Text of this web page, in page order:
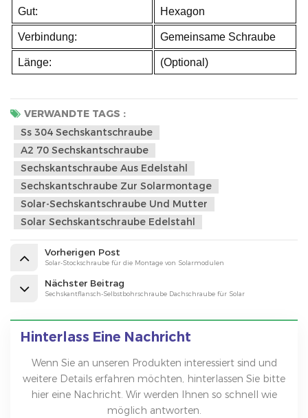
Gut: Hexagon
Verbindung: Gemeinsame Schraube
Länge: (Optional)
VERWANDTE TAGS :
Ss 304 Sechskantschraube
A2 70 Sechskantschraube
Sechskantschraube Aus Edelstahl
Sechskantschraube Zur Solarmontage
Solar-Sechskantschraube Und Mutter
Solar Sechskantschraube Edelstahl
Vorherigen Post
Solar-Stockschraube für die Montage von Solarmodulen
Nächster Beitrag
Sechskantflansch-Selbstbohrschraube Dachschraube für Solar
Hinterlass Eine Nachricht
Wenn Sie an unseren Produkten interessiert sind und
weitere Details erfahren möchten, hinterlassen Sie bitte
hier eine Nachricht. Wir werden Ihnen so schnell wie
möglich antworten.